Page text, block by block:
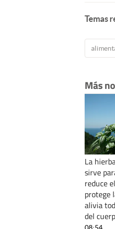
Temas
Más
La
sirve
reduce
protege
alivia
del